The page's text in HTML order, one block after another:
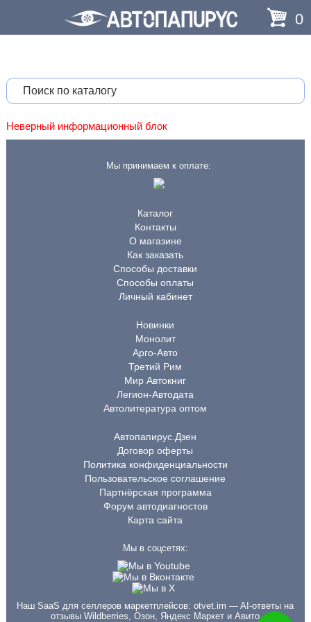
0
Неверный информационный блок
Мы принимаем к оплате:
Каталог
Контакты
О магазине
Как заказать
Способы доставки
Способы оплаты
Личный кабинет
Новинки
Монолит
Арго-Авто
Третий Рим
Мир Автокниг
Легион-Автодата
Автолитература оптом
Автопапирус.Дзен
Договор оферты
Политика конфиденциальности
Пользовательское соглашение
Партнёрская программа
Форум автодиагностов
Карта сайта
Мы в соцсетях:
Наш SaaS для селлеров маркетплейсов:otvet.im — AI-ответы на
отзывы Wildberries, Озон, Яндекс Маркет и Авито